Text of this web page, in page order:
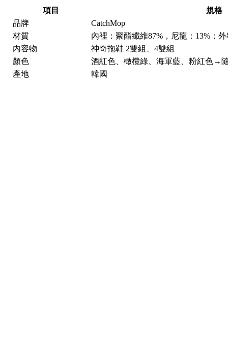
項目
規格
品牌
CatchMop
材質
內裡：聚酯纖維87%，尼龍：13%；
內容物
神奇拖鞋 2雙組、4雙組
顏色
酒紅色、橄欖綠、海軍藍、粉紅色→
產地
韓國